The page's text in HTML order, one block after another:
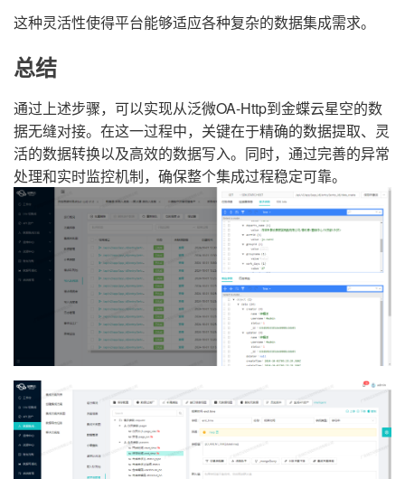
这种灵活性使得平台能够适应各种复杂的数据集成需求。
总结
通过上述步骤，可以实现从泛微OA-Http到金蝶云星空的数
据无缝对接。在这一过程中，关键在于精确的数据提取、灵
活的数据转换以及高效的数据写入。同时，通过完善的异常
处理和实时监控机制，确保整个集成过程稳定可靠。